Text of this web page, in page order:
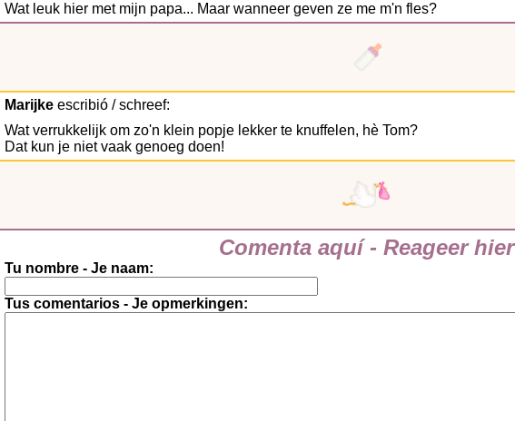
Wat leuk hier met mijn papa... Maar wanneer geven ze me m'n fles?
Marijkeescribió / schreef:
Wat verrukkelijk om zo'n klein popje lekker te knuffelen, hè Tom?
Dat kun je niet vaak genoeg doen!
Comenta aquí - Reageer hier
Tu nombre - Je naam:
Tus comentarios - Je opmerkingen: